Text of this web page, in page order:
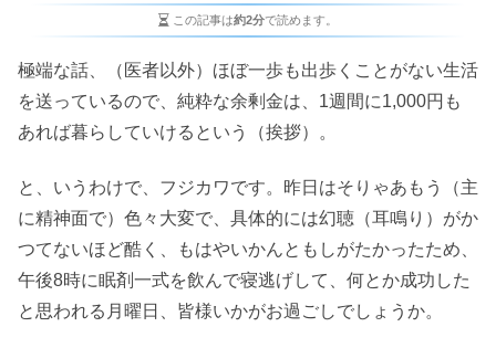
この記事は約2分で読めます。
極端な話、（医者以外）ほぼ一歩も出歩くことがない生活
を送っているので、純粋な余剰金は、1週間に1,000円も
あれば暮らしていけるという（挨拶）。
と、いうわけで、フジカワです。昨日はそりゃあもう（主
に精神面で）色々大変で、具体的には幻聴（耳鳴り）がか
つてないほど酷く、もはやいかんともしがたかったため、
午後8時に眠剤一式を飲んで寝逃げして、何とか成功した
と思われる月曜日、皆様いかがお過ごしでしょうか。